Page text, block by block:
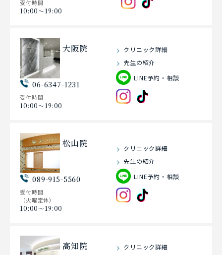
受付時間
10:00〜19:00
大阪院
06-6347-1231
受付時間
10:00〜19:00
クリニック詳細
先生の紹介
LINE予約・相談
松山院
089-915-5560
受付時間
（火曜定休）
10:00〜19:00
クリニック詳細
先生の紹介
LINE予約・相談
高知院
クリニック詳細